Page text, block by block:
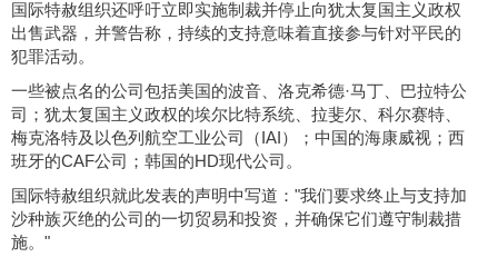
国际特赦组织还呼吁立即实施制裁并停止向犹太复国主义政权
出售武器，并警告称，持续的支持意味着直接参与针对平民的
犯罪活动。
一些被点名的公司包括美国的波音、洛克希德·马丁、巴拉特公
司；犹太复国主义政权的埃尔比特系统、拉斐尔、科尔赛特、
梅克洛特及以色列航空工业公司（IAI）；中国的海康威视；西
班牙的CAF公司；韩国的HD现代公司。
国际特赦组织就此发表的声明中写道："我们要求终止与支持加
沙种族灭绝的公司的一切贸易和投资，并确保它们遵守制裁措
施。"